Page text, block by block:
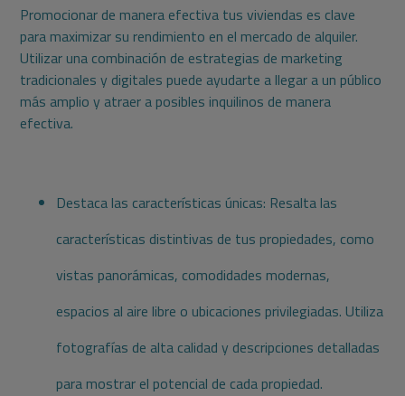
Promocionar de manera efectiva tus viviendas es clave
para maximizar su rendimiento en el mercado de alquiler.
Utilizar una combinación de estrategias de marketing
tradicionales y digitales puede ayudarte a llegar a un público
más amplio y atraer a posibles inquilinos de manera
efectiva.
Destaca las características únicas: Resalta las
características distintivas de tus propiedades, como
vistas panorámicas, comodidades modernas,
espacios al aire libre o ubicaciones privilegiadas. Utiliza
fotografías de alta calidad y descripciones detalladas
para mostrar el potencial de cada propiedad.